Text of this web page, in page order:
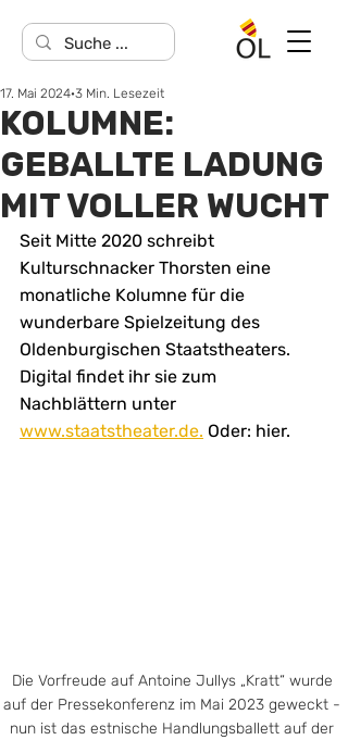
KOLUMNE:
GEBALLTE LADUNG
MIT VOLLER WUCHT
17. Mai 2024 3 Min. Lesezeit
Seit Mitte 2020 schreibt
Kulturschnacker Thorsten eine
monatliche Kolumne für die
wunderbare Spielzeitung des
Oldenburgischen Staatstheaters.
Digital findet ihr sie zum
Nachblättern unter
www.staatstheater.de. Oder: hier.
Die Vorfreude auf Antoine Jullys „Kratt“ wurde
auf der Pressekonferenz im Mai 2023 geweckt -
nun ist das estnische Handlungsballett auf der